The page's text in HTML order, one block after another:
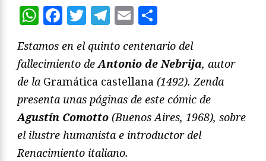
WhatsApp
Facebook
Twitter
Telegram
Email
Estamos en el quinto centenario del
fallecimiento deAntonio de Nebrija, autor
de la Gramática castellana (1492). Zenda
presenta unas páginas de este cómic de
Agustín Comotto (Buenos Aires, 1968), sobre
el ilustre humanista e introductor del
Renacimiento italiano.